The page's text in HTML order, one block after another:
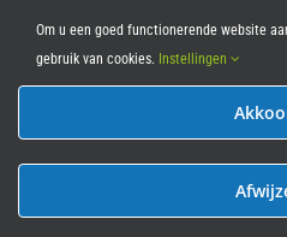
© 2012 - 2026• Leasy Bike • All
Om u een goed functionerende website
gebruik van cookies. Instellingen